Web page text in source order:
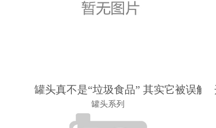
罐头真不是“垃圾食品” 其实它被误解
罐头系列